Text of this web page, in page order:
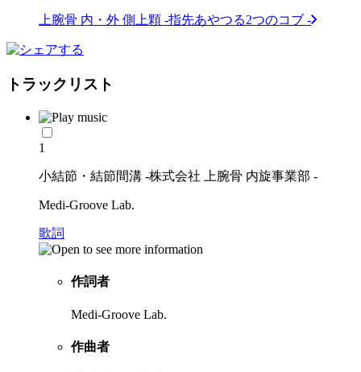
上腕骨 内・外 側上顆 -指先あやつる2つのコブ -
トラックリスト
1
小結節・結節間溝 -株式会社 上腕骨 内旋事業部 -
Medi-Groove Lab.
歌詞
作詞者
Medi-Groove Lab.
作曲者